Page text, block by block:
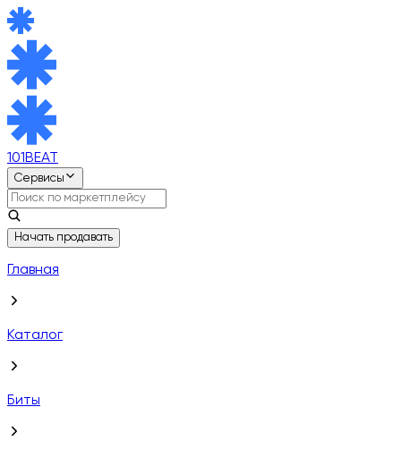
101BEAT
Сервисы
Начать продавать
Главная
Каталог
Биты